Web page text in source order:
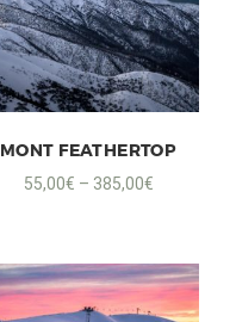
MONT FEATHERTOP
55,00€ – 385,00€